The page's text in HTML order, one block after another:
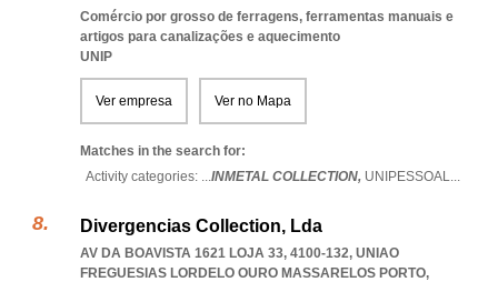
Comércio por grosso de ferragens, ferramentas manuais e
artigos para canalizações e aquecimento
UNIP
Ver empresa Ver no Mapa
Matches in the search for:
Activity categories: ...INMETAL COLLECTION, UNIPESSOAL...
Divergencias Collection, Lda
AV DA BOAVISTA 1621 LOJA 33, 4100-132, UNIAO
FREGUESIAS LORDELO OURO MASSARELOS PORTO,